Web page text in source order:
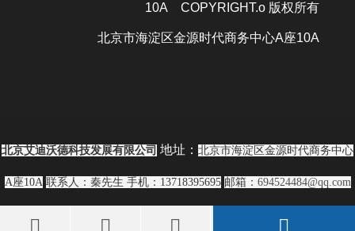
10A COPYRIGHT.o 版权所有
北京市海淀区金源时代商务中心A座10A
北京艾迪沃德科技发展有限公司 地址： 北京市海淀区金源时代商务中心
A座10A 联系人：秦先生 手机：13718395695 邮箱： 694524484@qq.com